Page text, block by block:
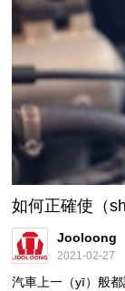
究，決定對2020年
授予“玉環市2020年
表彰的（de）企業
如何正確使（
Jooloong
2021-02-27
汽車上一（yī）般